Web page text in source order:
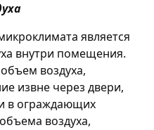
является
внутри помещения.
воздуха,
извне через двери,
в ограждающих
воздуха,